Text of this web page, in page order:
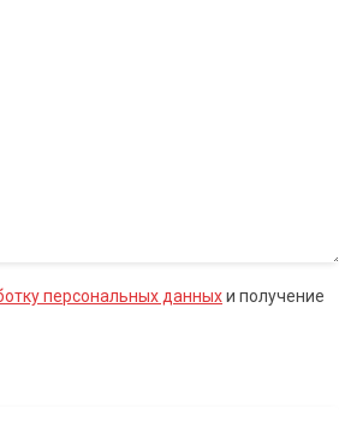
персональных данныхи получение